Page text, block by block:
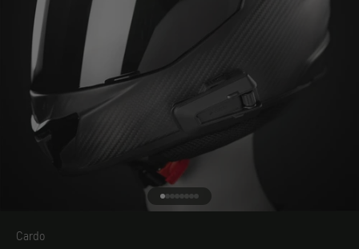
Gehe zu Element 1
Gehe zu Element 2
Gehe zu Element 3
Gehe zu Element 4
Gehe zu Element 5
Gehe zu Element 6
Gehe zu Element 7
Gehe zu Element 8
Cardo